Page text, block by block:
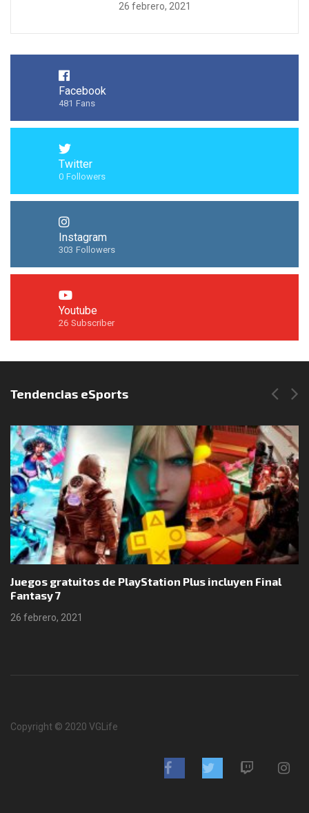
26 febrero, 2021
Facebook
481 Fans
Twitter
0 Followers
Instagram
303 Followers
Youtube
26 Subscriber
Síguenos en Instagram
Tendencias eSports
Juegos gratuitos de PlayStation Plus incluyen Final
Fantasy 7
26 febrero, 2021
Copyright © 2020 VGLife